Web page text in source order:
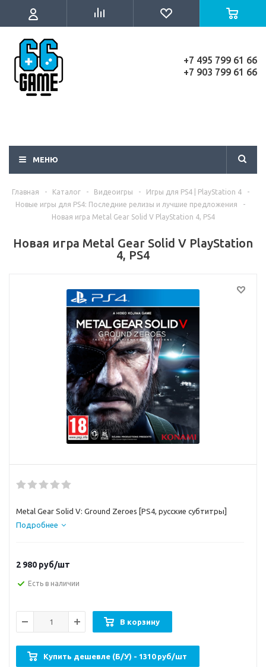
+7 495 799 61 66
+7 903 799 61 66
МЕНЮ
Главная - Каталог - Видеоигры - Игры для PS4 | PlayStation 4
-
Новые игры для PS4: Последние релизы и лучшие предложения
-
Новая игра Metal Gear Solid V PlayStation 4, PS4
Новая игра Metal Gear Solid V PlayStation
4, PS4
Metal Gear Solid V: Ground Zeroes [PS4, русские субтитры]
Подробнее
2 980 руб/шт
Есть в наличии
В корзину
Купить дешевле (Б/У) - 1310 руб/шт